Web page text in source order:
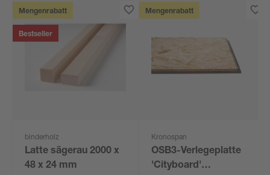
Mengenrabatt
Bestseller
binderholz
Latte sägerau 2000 x
48 x 24 mm
Mengenrabatt
Kronospan
OSB3-Verlegeplatte
'Cityboard'